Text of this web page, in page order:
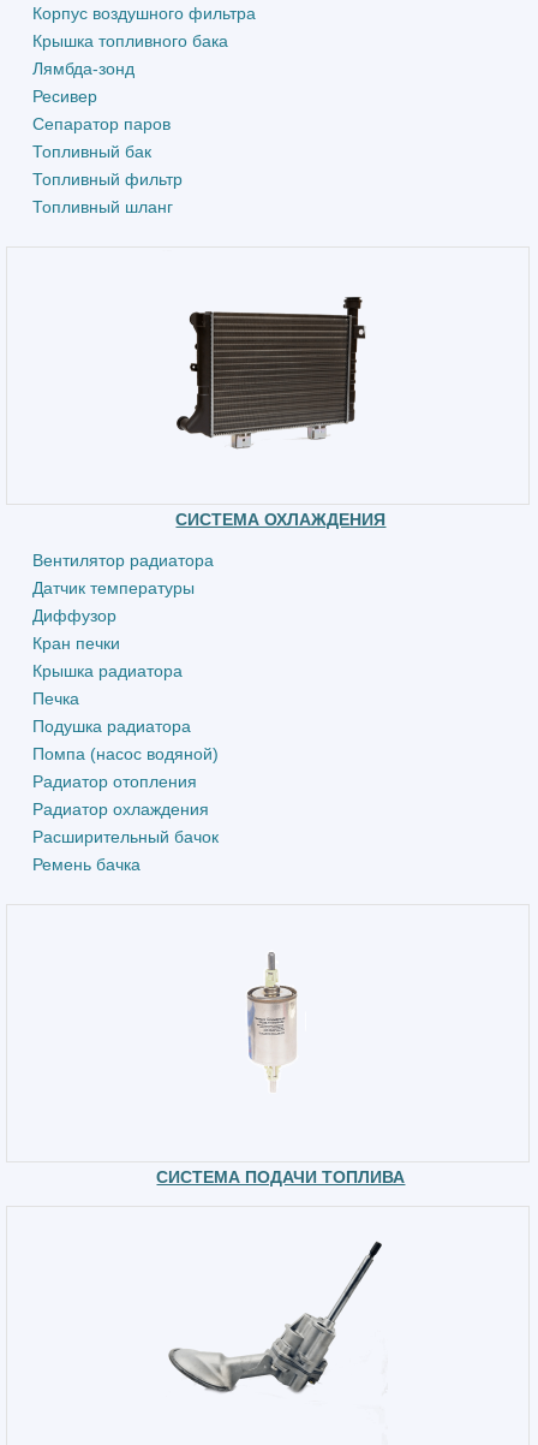
Корпус воздушного фильтра
Крышка топливного бака
Лямбда-зонд
Ресивер
Сепаратор паров
Топливный бак
Топливный фильтр
Топливный шланг
СИСТЕМА ОХЛАЖДЕНИЯ
Вентилятор радиатора
Датчик температуры
Диффузор
Кран печки
Крышка радиатора
Печка
Подушка радиатора
Помпа (насос водяной)
Радиатор отопления
Радиатор охлаждения
Расширительный бачок
Ремень бачка
СИСТЕМА ПОДАЧИ ТОПЛИВА